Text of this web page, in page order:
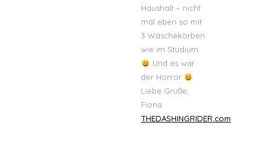
Haushalt – nicht
mal eben so mit
3 Wäschekörben
wie im Studium
Und es war
der Horror
Liebe Grüße,
Fiona
THEDASHINGRIDER.com